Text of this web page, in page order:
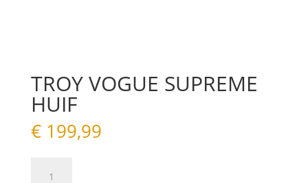
TROY VOGUE SUPREME
HUIF
€199,99
VOGUE